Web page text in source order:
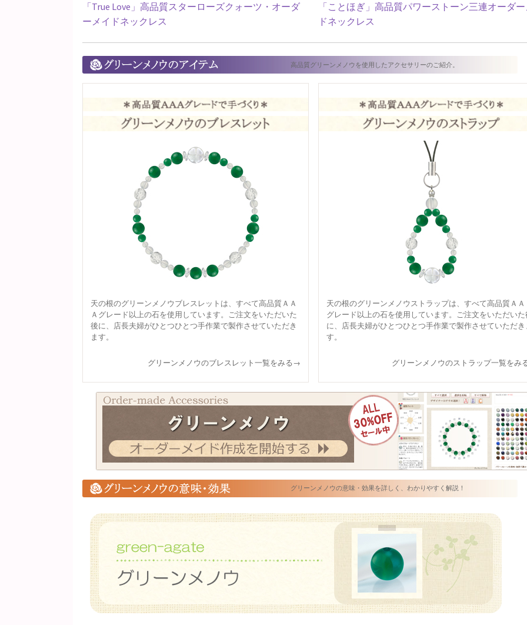
「True Love」高品質スターローズクォーツ・オーダ
ーメイドネックレス
「ことほぎ」高品質パワーストーン三連オーダ
ドネックレス
高品質グリーンメノウを使用したアクセサリーのご紹介。
天の根のグリーンメノウブレスレットは、すべて高品質ＡＡ
Ａグレード以上の石を使用しています。ご注文をいただいた
後に、店長夫婦がひとつひとつ手作業で製作させていただき
ます。
グリーンメノウのブレスレット一覧をみる→
天の根のグリーンメノウストラップは、すべて高品質ＡＡ
グレード以上の石を使用しています。ご注文をいただいた
に、店長夫婦がひとつひとつ手作業で製作させていただき
す。
グリーンメノウのストラップ一覧をみ
グリーンメノウの意味・効果を詳しく、わかりやすく解説！